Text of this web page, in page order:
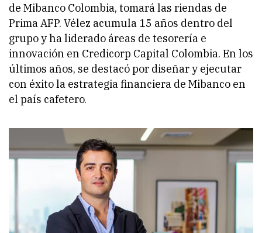
de Mibanco Colombia, tomará las riendas de
Prima AFP. Vélez acumula 15 años dentro del
grupo y ha liderado áreas de tesorería e
innovación en Credicorp Capital Colombia. En los
últimos años, se destacó por diseñar y ejecutar
con éxito la estrategia financiera de Mibanco en
el país cafetero.